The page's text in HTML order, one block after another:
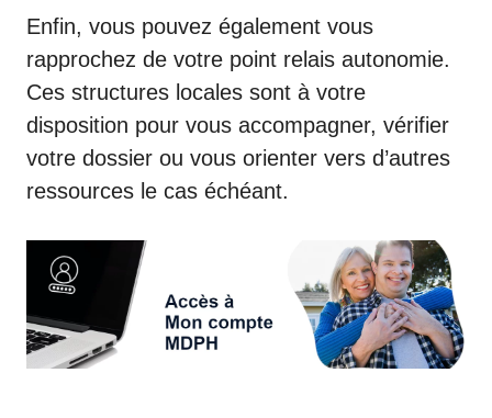
Enfin, vous pouvez également vous
rapprochez de votre point relais autonomie.
Ces structures locales sont à votre
disposition pour vous accompagner, vérifier
votre dossier ou vous orienter vers d’autres
ressources le cas échéant.